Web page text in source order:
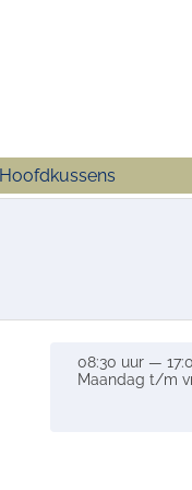
Hoofdkussens
08:30 uur —
Maandag t/m